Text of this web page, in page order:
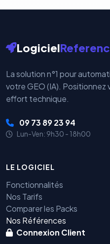
Logiciel
La solution n°1 pour
votre GEO (IA).
effort technique.
09 73 89 23 94
Lun-Ven: 9h30 - 18h00
LE LOGICIEL
Fonctionnalités
Nos Tarifs
Comparer les Packs
Nos Références
Connexion Client